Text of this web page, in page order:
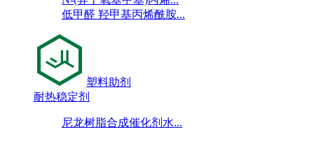
低甲醛 羟甲基丙烯酰胺...
塑料助剂
耐热稳定剂
尼龙树脂合成催化剂水...